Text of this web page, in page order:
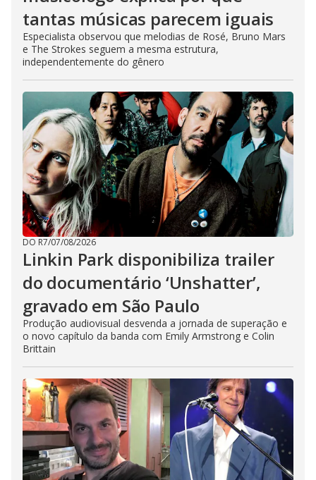
tantas músicas parecem iguais
Especialista observou que melodias de Rosé, Bruno Mars
e The Strokes seguem a mesma estrutura,
independentemente do gênero
DO R7/07/08/2026
Linkin Park disponibiliza trailer
do documentário ‘Unshatter’,
gravado em São Paulo
Produção audiovisual desvenda a jornada de superação e
o novo capítulo da banda com Emily Armstrong e Colin
Brittain